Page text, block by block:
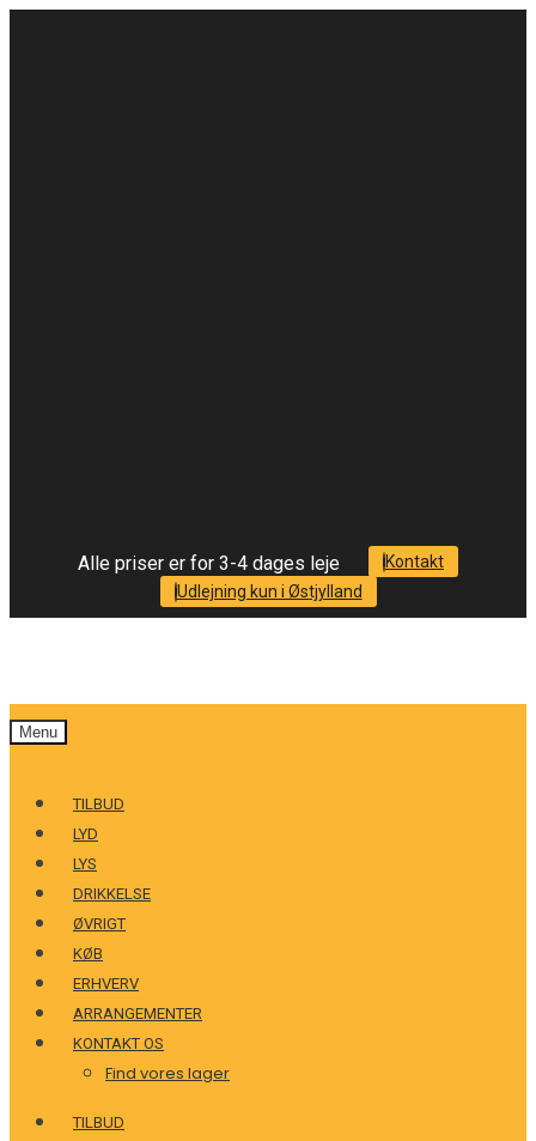
Alle priser er for 3-4 dages leje
Kontakt
Udlejning kun i Østjylland
Menu
TILBUD
LYD
LYS
DRIKKELSE
ØVRIGT
KØB
ERHVERV
ARRANGEMENTER
KONTAKT OS
Find vores lager
TILBUD